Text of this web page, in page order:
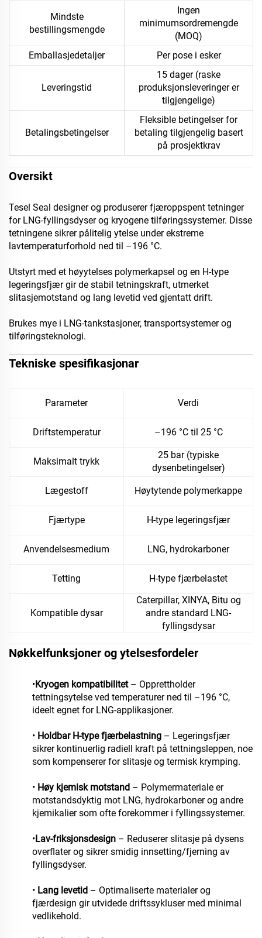
Mindste
bestillingsmengde
Ingen
minimumsordremengde
(MOQ)
Emballasjedetaljer
Per pose i esker
Leveringstid
15 dager (raske
produksjonsleveringer er
tilgjengelige)
Betalingsbetingelser
Fleksible betingelser for
betaling tilgjengelig basert
på prosjektkrav
Oversikt
Tesel Seal designer og produserer fjæroppspent tetninger
for LNG-fyllingsdyser og kryogene tilføringssystemer. Disse
tetningene sikrer pålitelig ytelse under ekstreme
lavtemperaturforhold ned til –196 °C.
Utstyrt med et høyytelses polymerkapsel og en H-type
legeringsfjær gir de stabil tetningskraft, utmerket
slitasjemotstand og lang levetid ved gjentatt drift.
Brukes mye i LNG-tankstasjoner, transportsystemer og
tilføringsteknologi.
Tekniske spesifikasjonar
Parameter Verdi
Driftstemperatur –196 °C til 25 °C
Maksimalt trykk
25 bar (typiske
dysenbetingelser)
Lægestoff Høytytende polymerkappe
Fjærtype H-type legeringsfjær
Anvendelsesmedium LNG, hydrokarboner
Tetting H-type fjærbelastet
Kompatible dysar
Caterpillar, XINYA, Bitu og
andre standard LNG-
fyllingsdysar
Nøkkelfunksjoner og ytelsesfordeler
•Kryogen kompatibilitet – Opprettholder
tettningsytelse ved temperaturer ned til –196 °C,
ideelt egnet for LNG-applikasjoner.
• Holdbar H-type fjærbelastning – Legeringsfjær
sikrer kontinuerlig radiell kraft på tettningsleppen, noe
som kompenserer for slitasje og termisk krymping.
• Høy kjemisk motstand – Polymermateriale er
motstandsdyktig mot LNG, hydrokarboner og andre
kjemikalier som ofte forekommer i fyllingssystemer.
•Lav-friksjonsdesign – Reduserer slitasje på dysens
overflater og sikrer smidig innsetting/fjerning av
fyllingsdyser.
• Lang levetid – Optimaliserte materialer og
fjærdesign gir utvidede driftssykluser med minimal
vedlikehold.